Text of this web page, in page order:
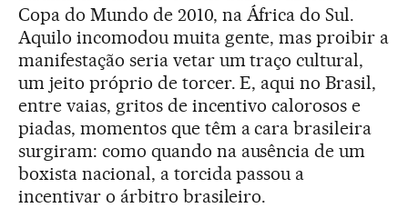
Copa do Mundo de 2010, na África do Sul.
Aquilo incomodou muita gente, mas proibir a
manifestação seria vetar um traço cultural,
um jeito próprio de torcer. E, aqui no Brasil,
entre vaias, gritos de incentivo calorosos e
piadas, momentos que têm a cara brasileira
surgiram: como quando na ausência de um
boxista nacional, a torcida passou a
incentivar o árbitro brasileiro.